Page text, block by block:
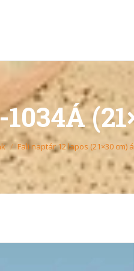
Fali naptár 12 lapos (21×30 cm)